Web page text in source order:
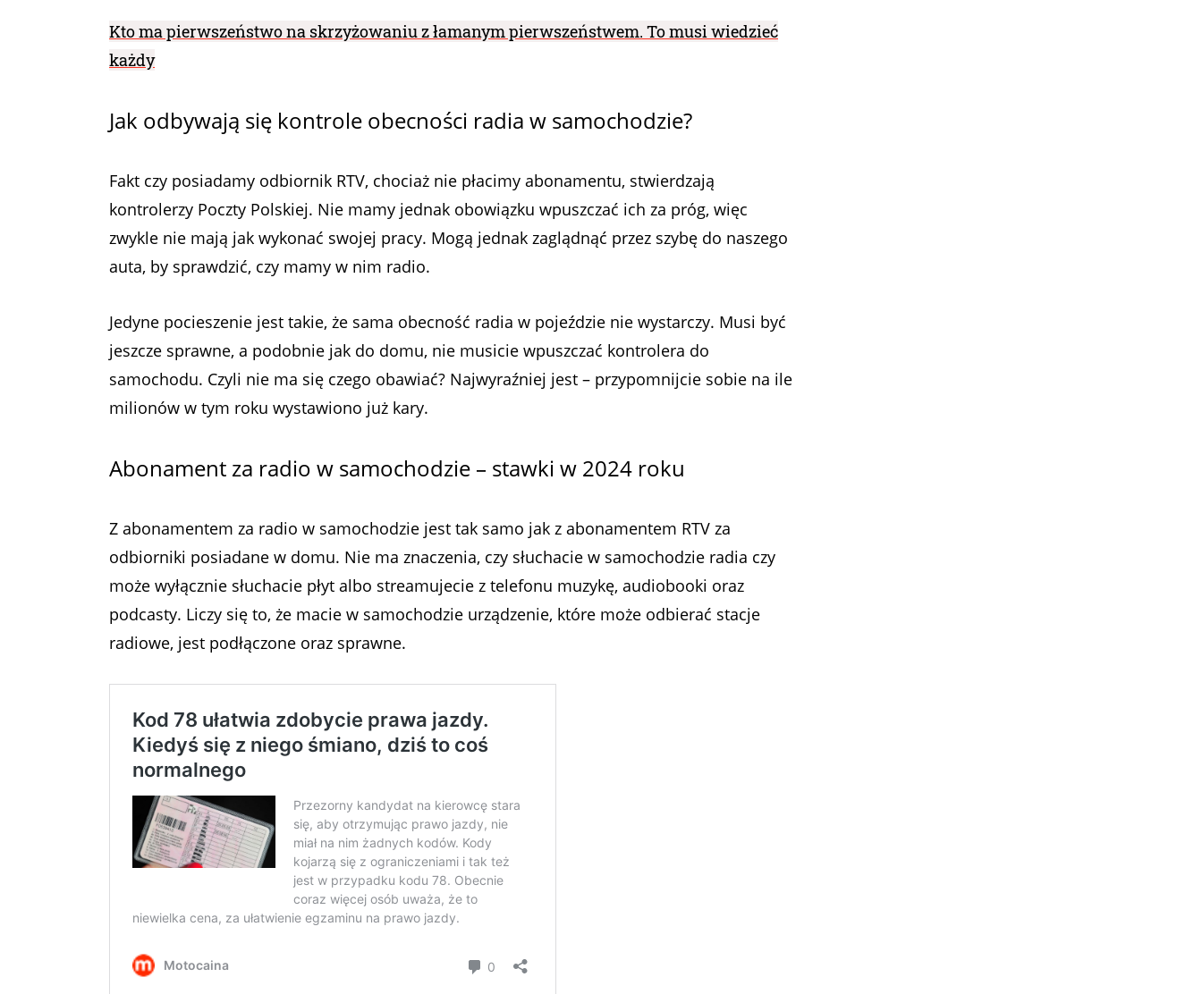
Kto ma pierwszeństwo na skrzyżowaniu z łamanym pierwszeństwem. To musi wiedzieć
każdy
Jak odbywają się kontrole obecności radia w samochodzie?
Fakt czy posiadamy odbiornik RTV, chociaż nie płacimy abonamentu, stwierdzają
kontrolerzy Poczty Polskiej. Nie mamy jednak obowiązku wpuszczać ich za próg, więc
zwykle nie mają jak wykonać swojej pracy. Mogą jednak zaglądnąć przez szybę do naszego
auta, by sprawdzić, czy mamy w nim radio.
Jedyne pocieszenie jest takie, że sama obecność radia w pojeździe nie wystarczy. Musi być
jeszcze sprawne, a podobnie jak do domu, nie musicie wpuszczać kontrolera do
samochodu. Czyli nie ma się czego obawiać? Najwyraźniej jest – przypomnijcie sobie na ile
milionów w tym roku wystawiono już kary.
Abonament za radio w samochodzie – stawki w 2024 roku
Z abonamentem za radio w samochodzie jest tak samo jak z abonamentem RTV za
odbiorniki posiadane w domu. Nie ma znaczenia, czy słuchacie w samochodzie radia czy
może wyłącznie słuchacie płyt albo streamujecie z telefonu muzykę, audiobooki oraz
podcasty. Liczy się to, że macie w samochodzie urządzenie, które może odbierać stacje
radiowe, jest podłączone oraz sprawne.